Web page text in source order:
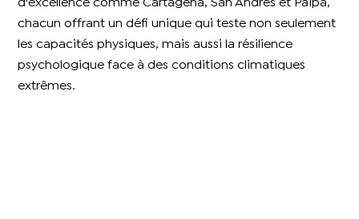
d'excellence comme Cartagena, San Andrés et Paipa,
chacun offrant un défi unique qui teste non seulement
les capacités physiques, mais aussi la résilience
psychologique face à des conditions climatiques
extrêmes.